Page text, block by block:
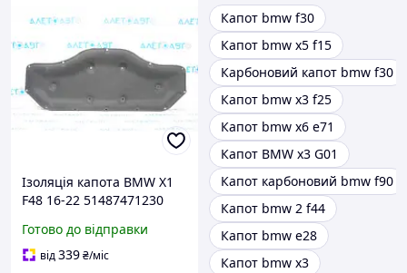
Ізоляція капота BMW X1
F48 16-22 51487471230
Готово до відправки
від339₴/міс
Капот bmw f30
Капот bmw x5 f15
Карбоновий капот bmw f30
Капот bmw x3 f25
Капот bmw x6 e71
Капот BMW x3 G01
Капот карбоновий bmw f90
Капот bmw 2 f44
Капот bmw e28
Капот bmw x3